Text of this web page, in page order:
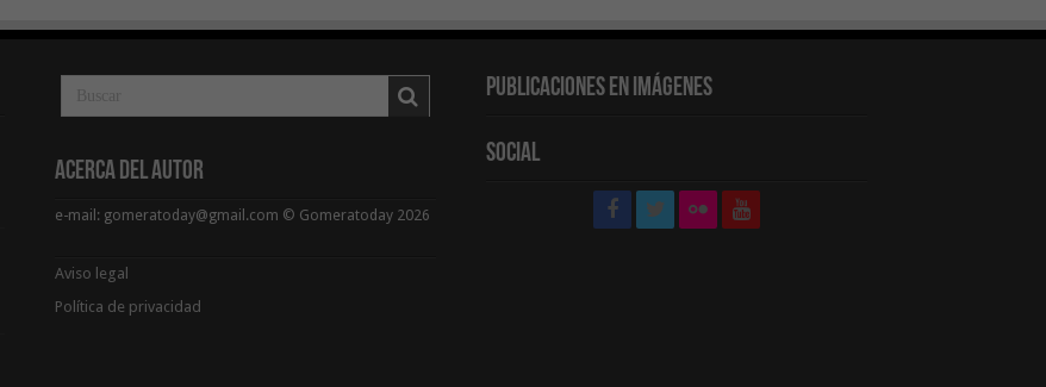
Acerca del Autor
e-mail: gomeratoday@gmail.com © Gomeratoday 2026
Aviso legal
Política de privacidad
Publicaciones en Imágenes
Social